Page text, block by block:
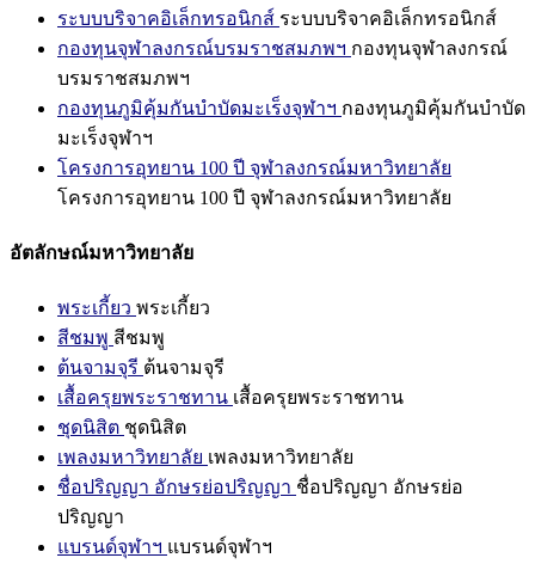
ระบบบริจาคอิเล็กทรอนิกส์ ระบบบริจาคอิเล็กทรอนิกส์
กองทุนจุฬาลงกรณ์บรมราชสมภพฯ กองทุนจุฬาลงกรณ์
บรมราชสมภพฯ
กองทุนภูมิคุ้มกันบำบัดมะเร็งจุฬาฯ กองทุนภูมิคุ้มกันบำบัด
มะเร็งจุฬาฯ
โครงการอุทยาน 100 ปี จุฬาลงกรณ์มหาวิทยาลัย
โครงการอุทยาน 100 ปี จุฬาลงกรณ์มหาวิทยาลัย
อัตลักษณ์มหาวิทยาลัย
พระเกี้ยว พระเกี้ยว
สีชมพู สีชมพู
ต้นจามจุรี ต้นจามจุรี
เสื้อครุยพระราชทาน เสื้อครุยพระราชทาน
ชุดนิสิต ชุดนิสิต
เพลงมหาวิทยาลัย เพลงมหาวิทยาลัย
ชื่อปริญญา อักษรย่อปริญญา ชื่อปริญญา อักษรย่อ
ปริญญา
แบรนด์จุฬาฯ แบรนด์จุฬาฯ